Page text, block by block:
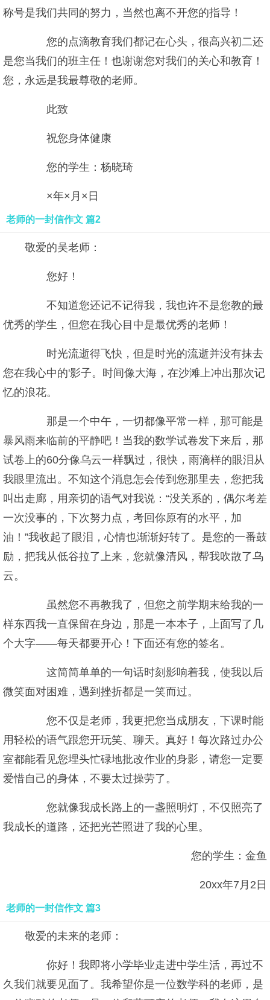
称号是我们共同的努力，当然也离不开您的指导！
您的点滴教育我们都记在心头，很高兴初二还
是您当我们的班主任！也谢谢您对我们的关心和教育！
您，永远是我最尊敬的老师。
此致
祝您身体健康
您的学生：杨晓琦
×年×月×日
老师的一封信作文 篇2
敬爱的吴老师：
您好！
不知道您还记不记得我，我也许不是您教的最
优秀的学生，但您在我心目中是最优秀的老师！
时光流逝得飞快，但是时光的流逝并没有抹去
您在我心中的'影子。时间像大海，在沙滩上冲出那次记
忆的浪花。
那是一个中午，一切都像平常一样，那可能是
暴风雨来临前的平静吧！当我的数学试卷发下来后，那
试卷上的60分像乌云一样飘过，很快，雨滴样的眼泪从
我眼里流出。不知这个消息怎会传到您那里去，您把我
叫出走廊，用亲切的语气对我说：“没关系的，偶尔考差
一次没事的，下次努力点，考回你原有的水平，加
油！”我收起了眼泪，心情也渐渐好转了。是您的一番鼓
励，把我从低谷拉了上来，您就像清风，帮我吹散了乌
云。
虽然您不再教我了，但您之前学期末给我的一
样东西我一直保留在身边，那是一本本子，上面写了几
个大字——每天都要开心！下面还有您的签名。
这简简单单的一句话时刻影响着我，使我以后
微笑面对困难，遇到挫折都是一笑而过。
您不仅是老师，我更把您当成朋友，下课时能
用轻松的语气跟您开玩笑、聊天。真好！每次路过办公
室都能看见您埋头忙碌地批改作业的身影，请您一定要
爱惜自己的身体，不要太过操劳了。
您就像我成长路上的一盏照明灯，不仅照亮了
我成长的道路，还把光芒照进了我的心里。
您的学生：金鱼
20xx年7月2日
老师的一封信作文 篇3
敬爱的未来的老师：
你好！我即将小学毕业走进中学生活，再过不
久我们就要见面了。我希望你是一位数学科的老师，是